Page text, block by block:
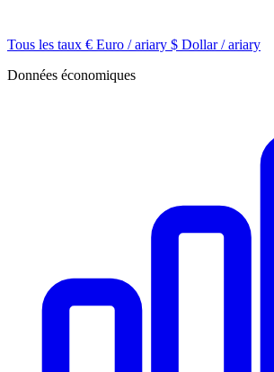
Tous les taux € Euro / ariary $ Dollar / ariary
Données économiques